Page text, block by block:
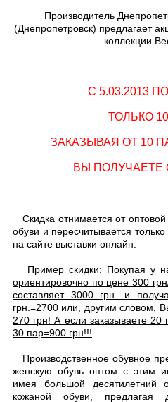
Производитель
(Днепропетровск) предлагает
коллекции
С 5.03.2013
ТОЛЬКО
ЗАКАЗЫВАЯ ОТ 10
ВЫ ПОЛУЧАЕТЕ
Скидка отнимается от
обуви и пересчитывается
на сайте выставки онлайн.
Пример скидки: Покупая у
ориентировочно по цене 300
составляет 3000 грн. и
грн.=2700 или, другим словом,
270 грн! А если заказываете 20
30 пар=900 грн!!!
Производственное обувное
женскую обувь оптом с этим
имея большой десятилетний
кожаной обуви, предлагая